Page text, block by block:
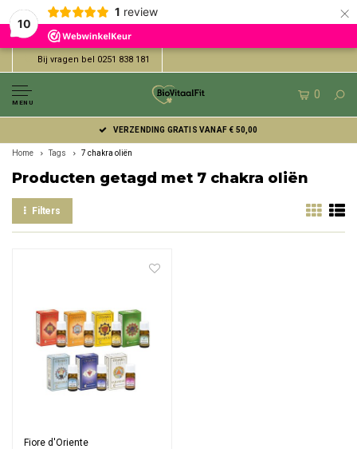
10
1 review ×
Bij vragen bel 0251 838 181
MENU
0
VERZENDING GRATIS VANAF € 50,00
Home Tags 7 chakra oliën
Producten getagd met 7 chakra oliën
Filters
Fiore d'Oriente